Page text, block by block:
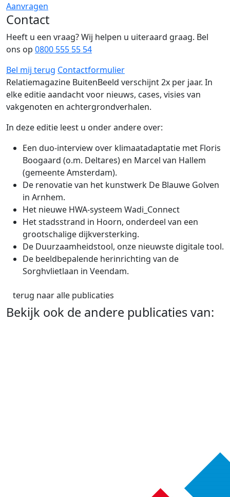
Aanvragen
Contact
Heeft u een vraag? Wij helpen u uiteraard graag. Bel
ons op 0800 555 55 54
Bel mij terug Contactformulier
Relatiemagazine BuitenBeeld verschijnt 2x per jaar. In
elke editie aandacht voor nieuws, cases, visies van
vakgenoten en achtergrondverhalen.
In deze editie leest u onder andere over:
Een duo-interview over klimaatadaptatie met Floris
Boogaard (o.m. Deltares) en Marcel van Hallem
(gemeente Amsterdam).
De renovatie van het kunstwerk De Blauwe Golven
in Arnhem.
Het nieuwe HWA-systeem Wadi_Connect
Het stadsstrand in Hoorn, onderdeel van een
grootschalige dijkversterking.
De Duurzaamheidstool, onze nieuwste digitale tool.
De beeldbepalende herinrichting van de
Sorghvlietlaan in Veendam.
terug naar alle publicaties
Bekijk ook de andere publicaties van: